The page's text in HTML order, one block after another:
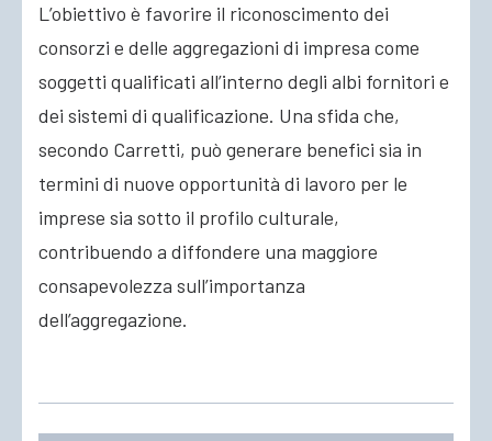
L’obiettivo è favorire il riconoscimento dei
consorzi e delle aggregazioni di impresa come
soggetti qualificati all’interno degli albi fornitori e
dei sistemi di qualificazione. Una sfida che,
secondo Carretti, può generare benefici sia in
termini di nuove opportunità di lavoro per le
imprese sia sotto il profilo culturale,
contribuendo a diffondere una maggiore
consapevolezza sull’importanza
dell’aggregazione.